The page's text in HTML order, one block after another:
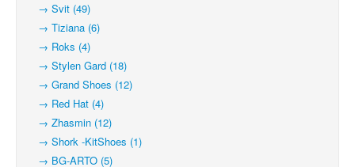
→ Svit (49)
→ Tiziana (6)
→ Roks (4)
→ Stylen Gard (18)
→ Grand Shoes (12)
→ Red Hat (4)
→ Zhasmin (12)
→ Shork -KitShoes (1)
→ BG-ARTO (5)